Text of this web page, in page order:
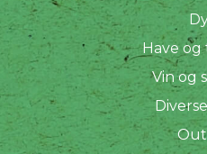
Have og
Vin og